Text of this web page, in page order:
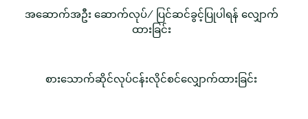
အဆောက်အဦး ဆောက်လုပ်/ ပြင်ဆင်ခွင့်ပြုပါရန် လျှောက်
ထားခြင်း
စားသောက်ဆိုင်လုပ်ငန်းလိုင်စင်လျှောက်ထားခြင်း